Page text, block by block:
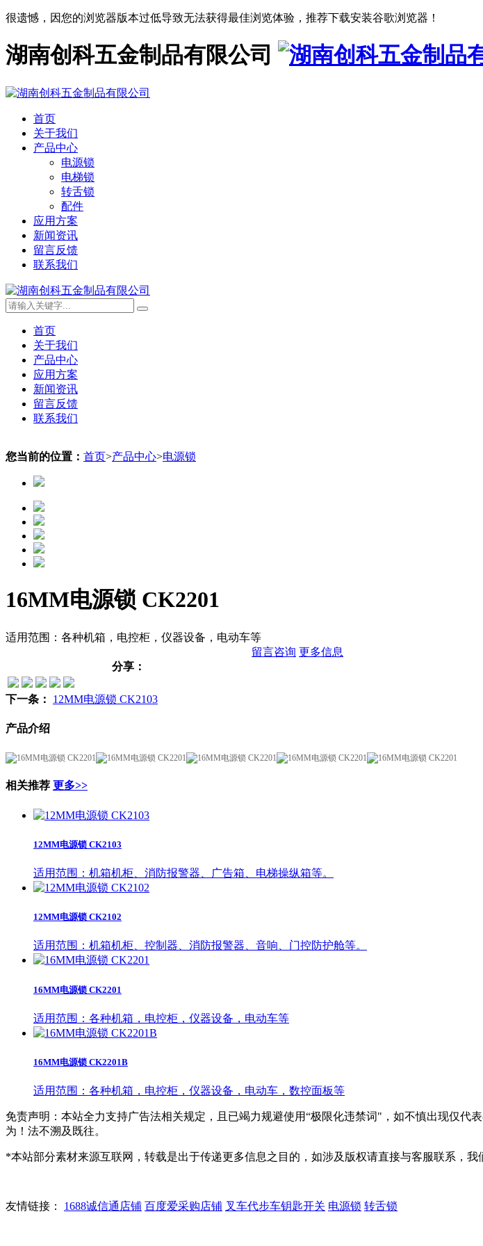
很遗憾，因您的浏览器版本过低导致无法获得最佳浏览体验，推荐下载安装谷歌浏览器！
湖南创科五金制品有限公司
首页
关于我们
产品中心
电源锁
电梯锁
转舌锁
配件
应用方案
新闻资讯
留言反馈
联系我们
首页
关于我们
产品中心
应用方案
新闻资讯
留言反馈
联系我们
您当前的位置： 首页>产品中心>电源锁
16MM电源锁 CK2201
适用范围：各种机箱，电控柜，仪器设备，电动车等
留言咨询 更多信息
分享：
下一条： 12MM电源锁 CK2103
产品介绍
相关推荐 更多>>
12MM电源锁 CK2103
适用范围：机箱机柜、消防报警器、广告箱、电梯操纵箱等。
12MM电源锁 CK2102
适用范围：机箱机柜、控制器、消防报警器、音响、门控防护舱等。
16MM电源锁 CK2201
适用范围：各种机箱，电控柜，仪器设备，电动车等
16MM电源锁 CK2201B
适用范围：各种机箱，电控柜，仪器设备，电动车，数控面板等
免责声明：本站全力支持广告法相关规定，且已竭力规避使用“极限化违禁词"，如不慎出现仅
为！法不溯及既往。
*本站部分素材来源互联网，转载是出于传递更多信息之目的，如涉及版权请直接与客服联系，我
友情链接： 1688诚信通店铺 百度爱采购店铺 叉车代步车钥匙开关 电源锁 转舌锁